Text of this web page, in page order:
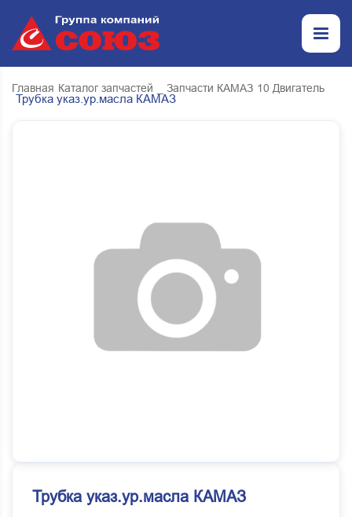
Главная Каталог запчастей _ Запчасти КАМАЗ 10 Двигатель
Трубка указ.ур.масла КАМАЗ
Трубка указ.ур.масла КАМАЗ